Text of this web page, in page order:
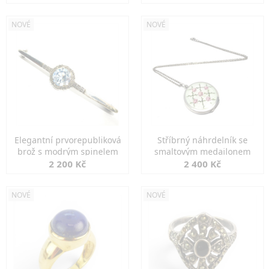
NOVÉ
Elegantní prvorepubliková
brož s modrým spinelem
2 200 Kč
NOVÉ
Stříbrný náhrdelník se
smaltovým medailonem
2 400 Kč
NOVÉ NOVÉ